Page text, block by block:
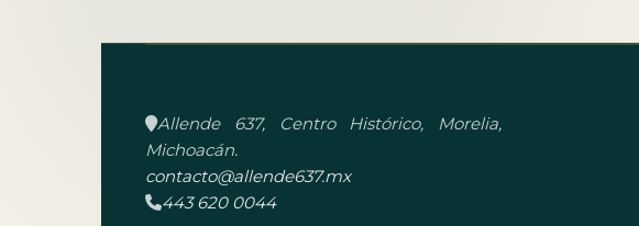
Allende 637, Centro Histórico, Morelia,
Michoacán.
contacto@allende637.mx
443 620 0044